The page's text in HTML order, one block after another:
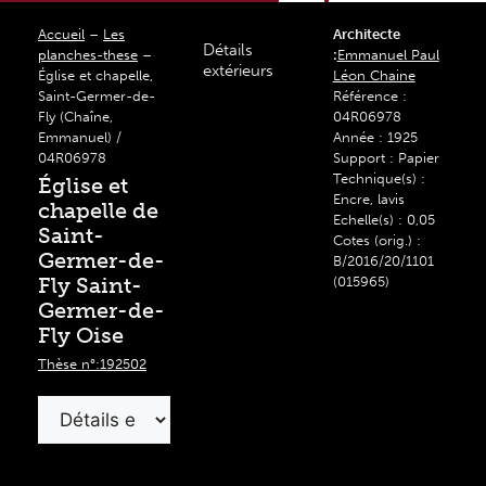
Accueil – Les
planches-these –
Église et chapelle,
Saint-Germer-de-
Fly (Chaîne,
Emmanuel) /
04R06978
Église et
chapelle de
Saint-
Germer-de-
Fly Saint-
Germer-de-
Fly Oise
Thèse n°:192502
Détails
extérieurs
Architecte
:Emmanuel Paul
Léon Chaine
Référence :
04R06978
Année : 1925
Support : Papier
Technique(s) :
Encre, lavis
Echelle(s) : 0,05
Cotes (orig.) :
B/2016/20/1101
(015965)